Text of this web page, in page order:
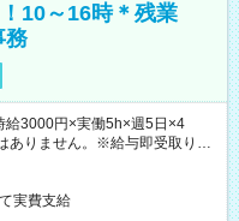
10～16時＊残業
務
3000円×実働5h×週5日×4
ありません。※給与即受取りサ
実費支給